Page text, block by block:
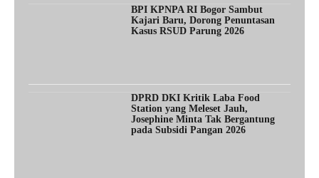
BPI KPNPA RI Bogor Sambut
Kajari Baru, Dorong Penuntasan
Kasus RSUD Parung 2026
DPRD DKI Kritik Laba Food
Station yang Meleset Jauh,
Josephine Minta Tak Bergantung
pada Subsidi Pangan 2026